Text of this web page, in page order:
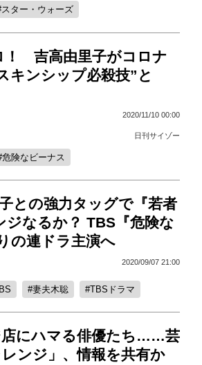
スター・ウォーズ
！ 吉高由里子がコロナ
キンシップ必殺技”と
2020/11/10 00:00
日刊サイゾー
危険なビーナス
との強力タッグで『若者
ジなるか？ TBS『危険な
の連ドラ主演へ
2020/09/07 21:00
妻夫木聡 TBSドラマ
店にハマる俳優たち……芸
ンジ」、情報を共有か